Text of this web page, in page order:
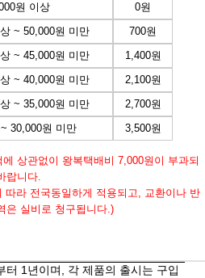
원 이상
0원
~ 50,000원 미만
700원
~ 45,000원 미만
1,400원
~ 40,000원 미만
2,100원
~ 35,000원 미만
2,700원
30,000원 미만 3,500원
상관없이 왕복택배비 7,000원이 부과되
랍니다.
따라 전국동일하게 적용되고, 교환이나 반
은 실비로 청구됩니다.)
터 1년이며, 각 제품의 출시는 구입